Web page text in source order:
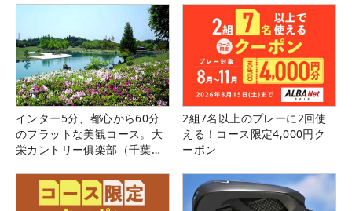
インター5分、都心から60分
のフラットな美観コース。大
栄カントリー俱楽部（千葉
2組7名以上のプレーに2回使
える！コース限定4,000円ク
ーポン